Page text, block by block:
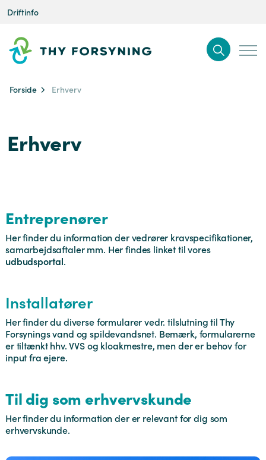
Driftinfo
Forside Erhverv
Erhverv
Entreprenører
Her finder du information der vedrører kravspecifikationer,
samarbejdsaftaler mm. Her findes linket til vores
udbudsportal.
Installatører
Her finder du diverse formularer vedr. tilslutning til Thy
Forsynings vand og spildevandsnet. Bemærk, formularerne
er tiltænkt hhv. VVS og kloakmestre, men der er behov for
input fra ejere.
Til dig som erhvervskunde
Her finder du information der er relevant for dig som
erhvervskunde.